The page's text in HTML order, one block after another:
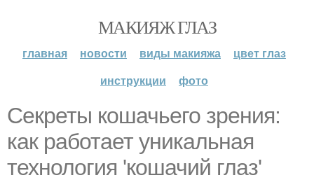
МАКИЯЖ ГЛАЗ
главная новости виды макияжа
цвет глаз
инструкции
фото
Секреты кошачьего зрения:
как работает уникальная
технология 'кошачий глаз'